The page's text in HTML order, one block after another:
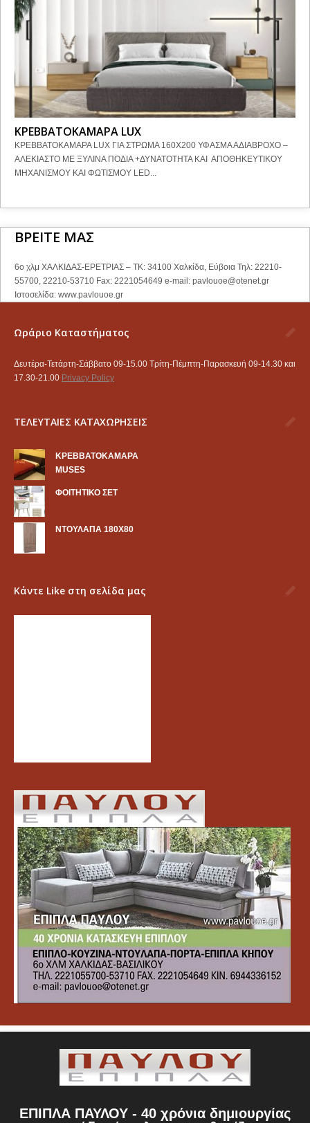
ΚΡΕΒΒΑΤΟΚΑΜΑΡΑ LUX
ΚΡΕΒΒΑΤΟΚΑΜΑΡΑ LUX ΓΙΑ ΣΤΡΩΜΑ 160Χ200 ΥΦΑΣΜΑ ΑΔΙΑΒΡΟΧΟ –
ΑΛΕΚΙΑΣΤΟ ΜΕ ΞΥΛΙΝΑ ΠΟΔΙΑ +ΔΥΝΑΤΟΤΗΤΑ ΚΑΙ ΑΠΟΘΗΚΕΥΤΙΚΟΥ
ΜΗΧΑΝΙΣΜΟΥ ΚΑΙ ΦΩΤΙΣΜΟΥ LED...
ΒΡΕΙΤΕ ΜΑΣ
6ο χλμ ΧΑΛΚΙΔΑΣ-ΕΡΕΤΡΙΑΣ – ΤΚ: 34100 Χαλκίδα, Εύβοια Τηλ: 22210-
55700, 22210-53710 Fax: 2221054649 e-mail: pavlouoe@otenet.gr
Ιστοσελίδα: www.pavlouoe.gr
Ωράριο Καταστήματος
Δευτέρα-Τετάρτη-Σάββατο 09-15.00 Τρίτη-Πέμπτη-Παρασκευή 09-14.30 και
17.30-21.00 Privacy Policy
ΤΕΛΕΥΤΑΙΕΣ ΚΑΤΑΧΩΡΗΣΕΙΣ
KΡΕΒΒΑΤΟΚΑΜΑΡΑ
MUSES
ΦΟΙΤΗΤΙΚΟ ΣΕΤ
ΝΤΟΥΛΑΠΑ 180Χ80
Κάντε Like στη σελίδα μας
ΕΠΙΠΛΑ ΠΑΥΛΟΥ - 40 χρόνια δημιουργίας